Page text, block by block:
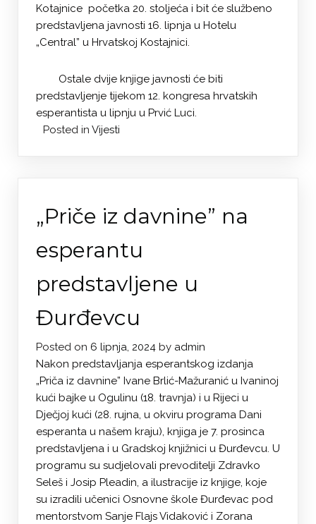
Kotajnice početka 20. stoljeća i bit će službeno
predstavljena javnosti 16. lipnja u Hotelu
„Central” u Hrvatskoj Kostajnici.
Ostale dvije knjige javnosti će biti
predstavljenje tijekom 12. kongresa hrvatskih
esperantista u lipnju u Prvić Luci.
Posted in Vijesti
„Priče iz davnine” na
esperantu
predstavljene u
Đurđevcu
Posted on 6 lipnja, 2024 by admin
Nakon predstavljanja esperantskog izdanja
„Priča iz davnine” Ivane Brlić-Mažuranić u Ivaninoj
kući bajke u Ogulinu (18. travnja) i u Rijeci u
Dječjoj kući (28. rujna, u okviru programa Dani
esperanta u našem kraju), knjiga je 7. prosinca
predstavljena i u Gradskoj knjižnici u Đurđevcu. U
programu su sudjelovali prevoditelji Zdravko
Seleš i Josip Pleadin, a ilustracije iz knjige, koje
su izradili učenici Osnovne škole Đurđevac pod
mentorstvom Sanje Flajs Vidaković i Zorana